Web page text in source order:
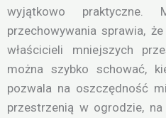
wyjątkowo praktyczne.
przechowywania sprawia,
właścicieli mniejszych
można szybko schować,
pozwala na oszczędność
przestrzenią w ogrodzie,